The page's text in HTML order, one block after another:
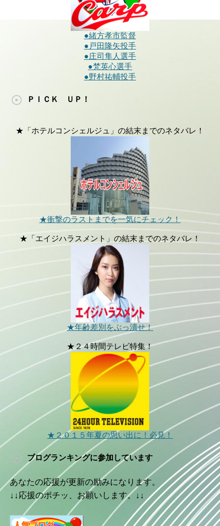
●緒方孝市監督
●戸田隆矢投手
●庄司隼人選手
●梵英心選手
●野村祐輔投手
ＰＩＣＫ ＵＰ！
★「ホテルコンシェルジュ」の結末までのネタバレ！
★衝撃のラストまでを一気にチェック！
★「エイジハラスメント」の結末までのネタバレ！
★年齢差別をぶっ潰せ！
★２４時間テレビ特集！
★２０１５年夏の思い出に！必見！
ブログランキングに参加しています
あなたの応援が更新の励みになります。
↓↓応援のポチッ、お願いします。↓↓